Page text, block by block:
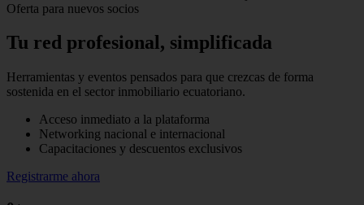
Oferta para nuevos socios
Tu red profesional, simplificada
Herramientas y eventos pensados para que crezcas de forma
sostenida en el sector inmobiliario ecuatoriano.
Acceso inmediato a la plataforma
Networking nacional e internacional
Capacitaciones y descuentos exclusivos
Registrarme ahora